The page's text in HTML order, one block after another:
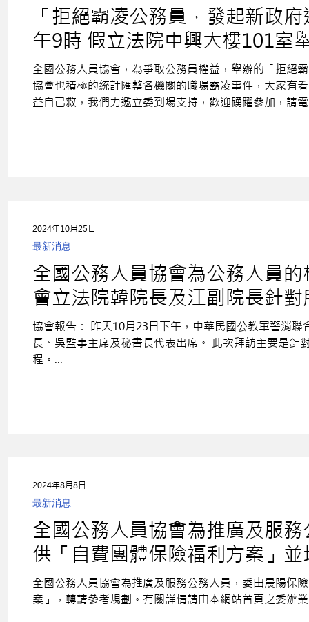
「拒絕霸凌公務員，發起新政
午9時 假立法院中興大樓101室
全國公務人員協會，為爭取公務員權益，舉辦的「拒絕
協會也積極的統計匯整各機關的職場霸凌事件，大家有
益自己救，我們力邀立委到場支持，歡迎踴躍參加，請
全國公務人員協會為公務人員
會立法院韓院長及江副院長針
砍），請求儘速排入議程。
協會報告： 昨天10月23日下午，中華民國公教軍警消
長、吳監事主席及秘書長代表出席。 此次拜訪主要是
程。...
最新消息
2024年10月25日
全國公務人員協會為推廣及服
供「自費團體保險福利方案」
劃。
全國公務人員協會為推廣及服務公務人員，委由晨陽保
最新消息
2024年8月8日